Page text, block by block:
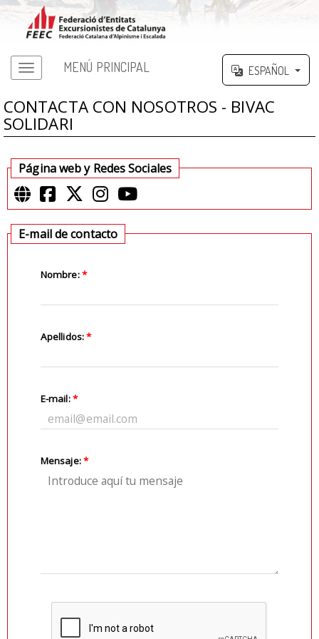
MENÚ PRINCIPAL ESPAÑOL
CONTACTA CON NOSOTROS - BIVAC
SOLIDARI
Página web y Redes Sociales
E-mail de contacto
Nombre:*
Apellidos:*
E-mail:*
Mensaje:*